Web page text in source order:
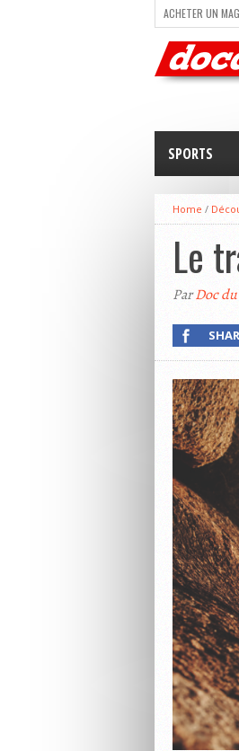
ACHETER UN
TRAIL RUNNING
SPORTS
Home /
Le
ParDoc